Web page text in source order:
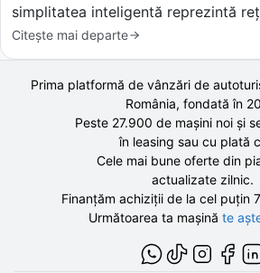
simplitatea inteligentă reprezintă
Citește mai departe
Prima platformă de vânzări de
România, fondată în
Peste 27.900 de mașini noi și
în leasing sau cu plată
Cele mai bune oferte din
actualizate zilnic.
Finanțăm achiziții de la cel puțin
Următoarea ta mașină te